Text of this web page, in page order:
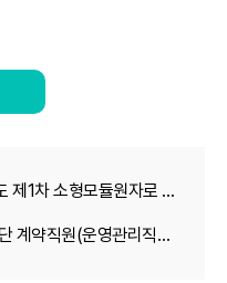
제1차 소형모듈원자로 안
신규과제 재공고
계약직원(운영관리직무)